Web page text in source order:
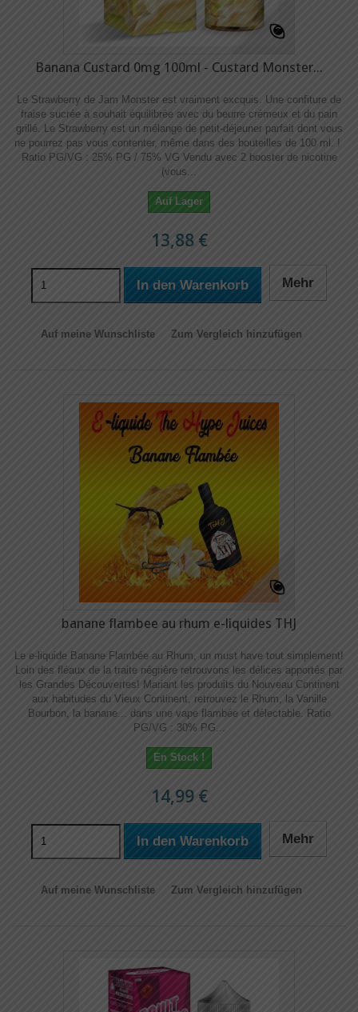
Banana Custard 0mg 100ml - Custard Monster...
Le Strawberry de Jam Monster est vraiment excquis. Une confiture de
fraise sucrée à souhait équilibrée avec du beurre crémeux et du pain
grillé. Le Strawberry est un mélange de petit-déjeuner parfait dont vous
ne pourrez pas vous contenter, même dans des bouteilles de 100 ml. !
Ratio PG/VG : 25% PG / 75% VG Vendu avec 2 booster de nicotine
(vous...
Auf Lager
13,88 €
In den Warenkorb Mehr
Auf meine Wunschliste Zum Vergleich hinzufügen
banane flambee au rhum e-liquides THJ
Le e-liquide Banane Flambée au Rhum, un must have tout simplement!
Loin des fléaux de la traite négrière retrouvons les délices apportés par
les Grandes Découvertes! Mariant les produits du Nouveau Continent
aux habitudes du Vieux Continent, retrouvez le Rhum, la Vanille
Bourbon, la banane... dans une vape flambée et délectable. Ratio
PG/VG : 30% PG...
En Stock !
14,99 €
In den Warenkorb Mehr
Auf meine Wunschliste Zum Vergleich hinzufügen